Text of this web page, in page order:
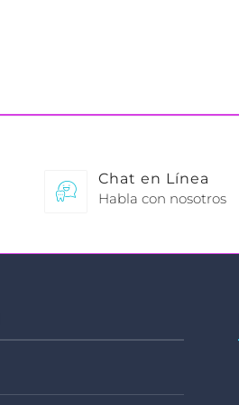
Chat en Línea
Habla con nosotros